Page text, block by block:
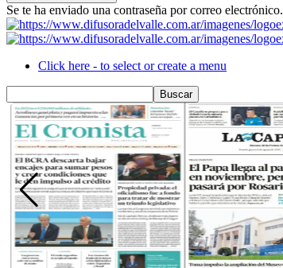
Se te ha enviado una contraseña por correo electrónico.
Click here - to select or create a menu